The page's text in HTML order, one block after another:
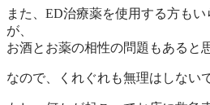
また、 ED治療薬を使用する方も
が、
お酒とお薬の相性の問題もあると
なので、くれぐれも無理はしない